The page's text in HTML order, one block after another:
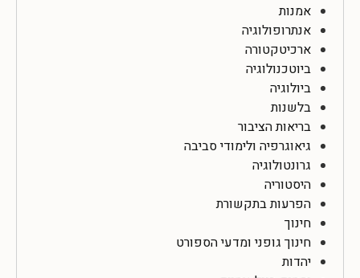
אמנות
אנתרופולוגיה
ארכיטקטורה
ביוטכנולוגיה
ביולוגיה
בלשנות
בריאות הציבור
גיאוגרפיה ולימודי סביבה
גרונטולוגיה
היסטוריה
הפרעות בתקשורת
חינוך
חינוך גופני ומדעי הספורט
יהדות